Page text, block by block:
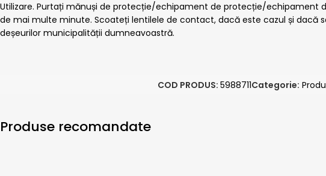
Utilizare. Purtați mănuși de protecție/echipament de protecție/echipament
de mai multe minute. Scoateți lentilele de contact, dacă este cazul și
deșeurilor municipalității dumneavoastră.
COD PRODUS: 5988711Categorie:
Produse recomandate